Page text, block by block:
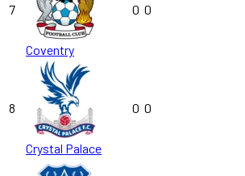
7
Coventry
0 0
8
Crystal Palace
0 0